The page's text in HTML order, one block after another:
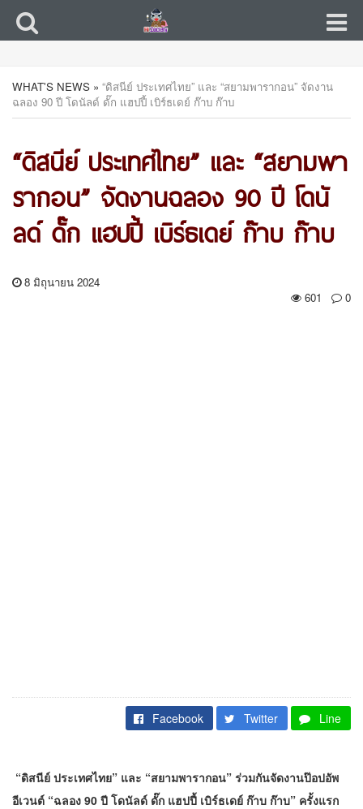
WHAT'S NEWS » “ดิสนีย์ ประเทศไทย” และ “สยามพารากอน” จัดงาน
ฉลอง 90 ปี โดนัลด์ ดั๊ก แฮปปี้ เบิร์ธเดย์ ก๊าบ ก๊าบ
“ดิสนีย์ ประเทศไทย” และ “สยามพา
รากอน” จัดงานฉลอง 90 ปี โดนั
ลด์ ดั๊ก แฮปปี้ เบิร์ธเดย์ ก๊าบ ก๊าบ
8 มิถุนายน 2024
601
0
Facebook Twitter Line
“ดิสนีย์ ประเทศไทย” และ “สยามพารากอน” ร่วมกันจัดงานป๊อปอัพ
อีเวนต์ “ฉลอง 90 ปี โดนัลด์ ดั๊ก แฮปปี้ เบิร์ธเดย์ ก๊าบ ก๊าบ” ครั้งแรก